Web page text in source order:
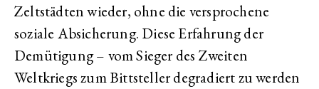
Zeltstädten wieder, ohne die versprochene
soziale Absicherung. Diese Erfahrung der
Demütigung – vom Sieger des Zweiten
Weltkriegs zum Bittsteller degradiert zu werden